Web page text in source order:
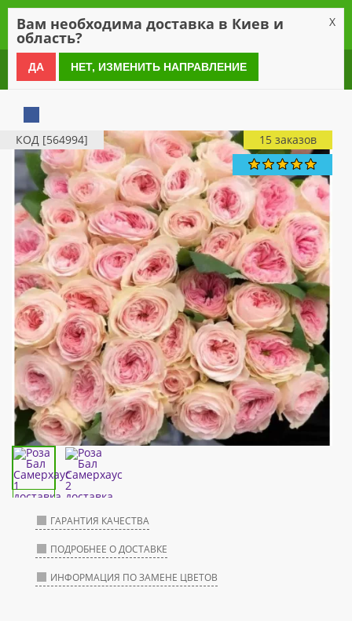
0 800 21 54 55
КОД [564994] 15 заказов
ГАРАНТИЯ КАЧЕСТВА
ПОДРОБНЕЕ О ДОСТАВКЕ
ИНФОРМАЦИЯ ПО ЗАМЕНЕ ЦВЕТОВ
Вам необходима доставка в Киев и
область?
X
ДА НЕТ, ИЗМЕНИТЬ НАПРАВЛЕНИЕ